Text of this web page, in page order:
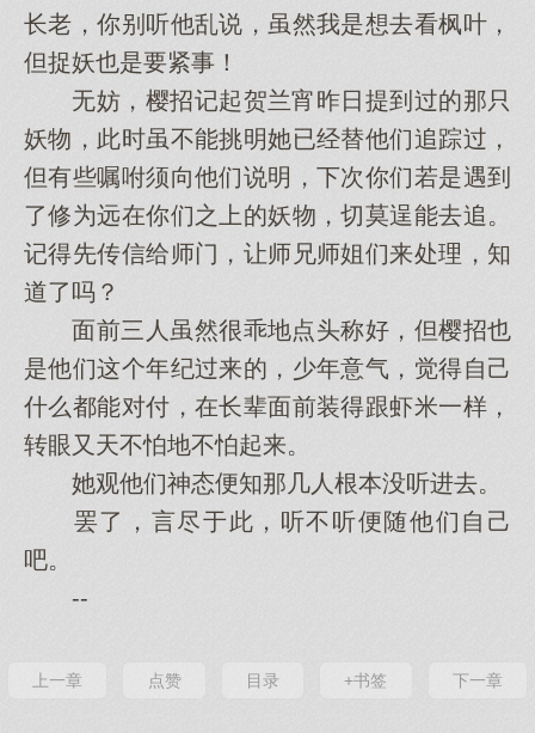
长老，你别听他乱说，虽然我是想去看枫叶，
但捉妖也是要紧事！
无妨，樱招记起贺兰宵昨日提到过的那只
妖物，此时虽不能挑明她已经替他们追踪过，
但有些嘱咐须向他们说明，下次你们若是遇到
了修为远在你们之上的妖物，切莫逞能去追。
记得先传信给师门，让师兄师姐们来处理，知
道了吗？
面前三人虽然很乖地点头称好，但樱招也
是他们这个年纪过来的，少年意气，觉得自己
什么都能对付，在长辈面前装得跟虾米一样，
转眼又天不怕地不怕起来。
她观他们神态便知那几人根本没听进去。
罢了，言尽于此，听不听便随他们自己
吧。
--
上一章 点赞 目录 +书签 下一章